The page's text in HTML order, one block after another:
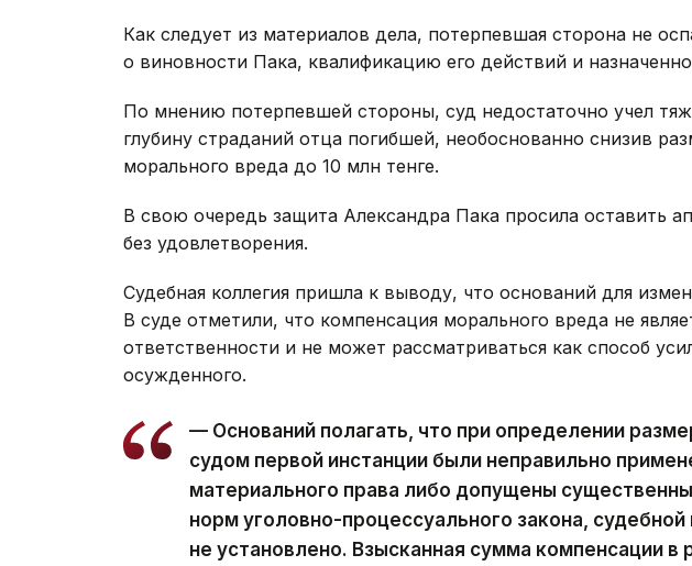
Как следует из материалов дела, потерпевшая сторона не
о виновности Пака, квалификацию его действий и
По мнению потерпевшей стороны, суд недостаточно учел
глубину страданий отца погибшей, необоснованно снизив
морального вреда до 10 млн тенге.
В свою очередь защита Александра Пака просила оставить
без удовлетворения.
Судебная коллегия пришла к выводу, что оснований для
В суде отметили, что компенсация морального вреда не
ответственности и не может рассматриваться как способ
осужденного.
— Оснований полагать, что при определении
судом первой инстанции были неправильно
материального права либо допущены
норм уголовно-процессуального закона, судебной
не установлено. Взысканная сумма компенсации в